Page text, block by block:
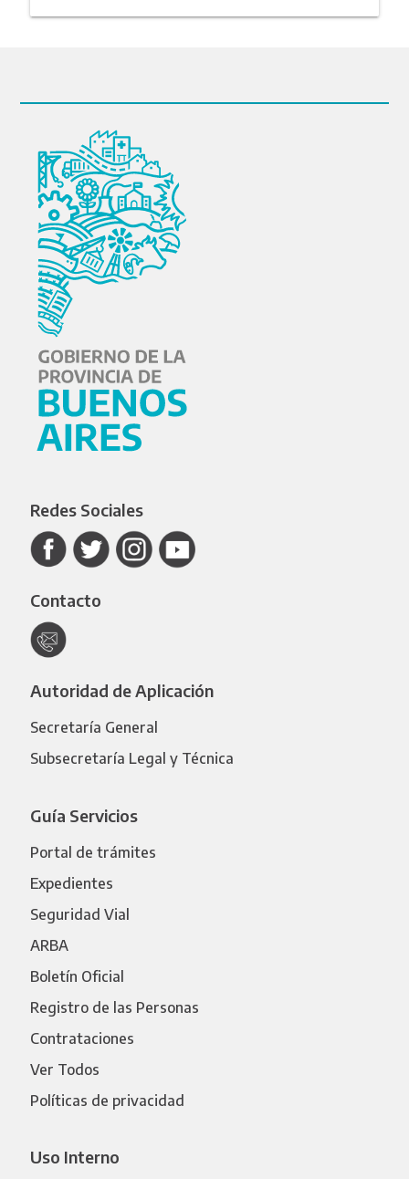
Redes Sociales
Contacto
Autoridad de Aplicación
Secretaría General
Subsecretaría Legal y Técnica
Guía Servicios
Portal de trámites
Expedientes
Seguridad Vial
ARBA
Boletín Oficial
Registro de las Personas
Contrataciones
Ver Todos
Políticas de privacidad
Uso Interno